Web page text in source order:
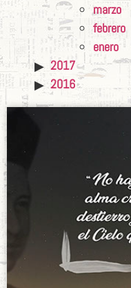
marzo
febrero
enero
2017
2016